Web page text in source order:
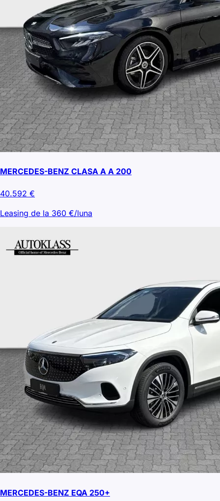
MERCEDES-BENZ CLASA A A 200
40.592 €
Leasing de la 360 €/luna
MERCEDES-BENZ EQA 250+